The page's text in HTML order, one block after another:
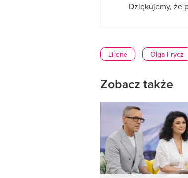
Dziękujemy, że
Lirene Olga Frycz
Zobacz także